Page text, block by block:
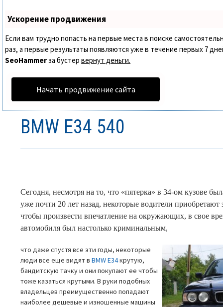
Ускорение продвижения
Если вам трудно попасть на первые места в поиске
раз, а первые результаты появляются уже в течение первых 7
SeoHammerза бустервернут деньги.
Начать продвижение сайта
BMW E34 540
Сегодня, несмотря на то, что «пятерка» в 34-ом кузове
уже почти 20 лет назад, некоторые водители приобретают
чтобы произвести впечатление на окружающих, в свое
автомобиля был настолько криминальным,
что даже спустя все эти годы, некоторые
люди все еще видят вBMW E34крутую,
бандитскую тачку и они покупают ее чтобы
тоже казаться крутыми. В руки подобных
владельцев преимущественно попадают
наиболее дешевые и изношенные машины